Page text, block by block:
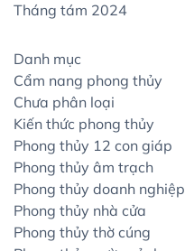
Tháng tám 2024
Danh mục
Cẩm nang phong thủy
Chưa phân loại
Kiến thức phong thủy
Phong thủy 12 con giáp
Phong thủy âm trạch
Phong thủy doanh nghiệp
Phong thủy nhà cửa
Phong thủy thờ cúng